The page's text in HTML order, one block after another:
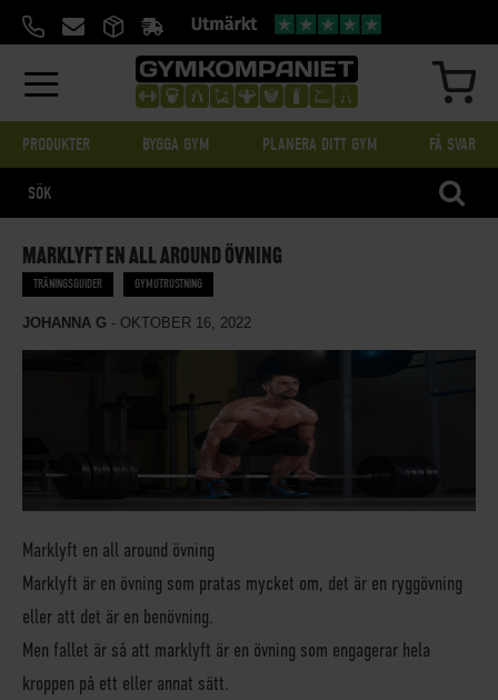
TILL
PRODUKTER BYGGA GYM PLANERA DITT GYM FÅ SVAR
MARKLYFT EN ALL AROUND ÖVNING
TRÄNINGSGUIDER GYMUTRUSTNING
JOHANNA G - OKTOBER 16, 2022
Marklyft en all around övning
Marklyft är en övning som pratas mycket om, det är en ryggövning
eller att det är en benövning.
Men fallet är så att marklyft är en övning som engagerar hela
kroppen på ett eller annat sätt.